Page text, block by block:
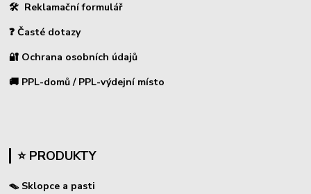
🛠 Reklamační formulář
❓ Časté dotazy
🔐 Ochrana osobních údajů
🚚 PPL-domů / PPL-výdejní místo
⭐ PRODUKTY
🪤 Sklopce a pasti